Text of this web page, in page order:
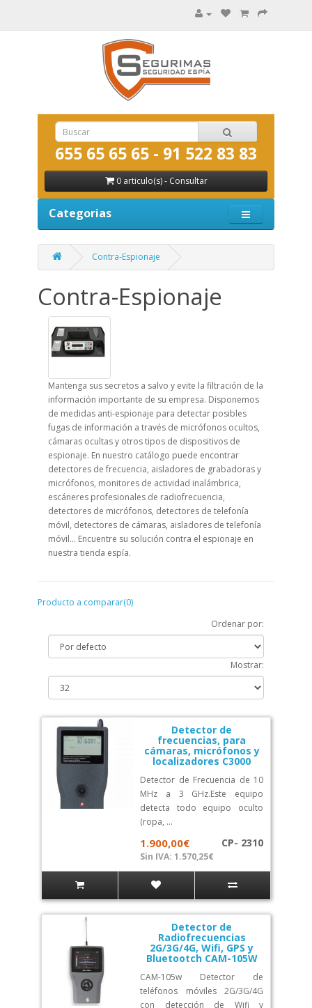
655 65 65 65 - 91 522 83 83
0 articulo(s) - Consultar
Categorias
Contra-Espionaje
Contra-Espionaje
Mantenga sus secretos a salvo y evite la filtración de la
información importante de su empresa. Disponemos
de medidas anti-espionaje para detectar posibles
fugas de información a través de micrófonos ocultos,
cámaras ocultas y otros tipos de dispositivos de
espionaje. En nuestro catálogo puede encontrar
detectores de frecuencia, aisladores de grabadoras y
micrófonos, monitores de actividad inalámbrica,
escáneres profesionales de radiofrecuencia,
detectores de micrófonos, detectores de telefonía
móvil, detectores de cámaras, aisladores de telefonía
móvil... Encuentre su solución contra el espionaje en
nuestra tienda espía.
Producto a comparar(0)
Ordenar por:
Mostrar:
Detector de
frecuencias, para
cámaras, micrófonos y
localizadores C3000
Detector de Frecuencia de 10
MHz a 3 GHz.Este equipo
detecta todo equipo oculto
(ropa, ...
1.900,00€ CP- 2310
Sin IVA: 1.570,25€
Detector de
Radiofrecuencias
2G/3G/4G, Wifi, GPS y
Bluetootch CAM-105W
CAM-105w Detector de
teléfonos móviles 2G/3G/4G
con detección de Wifi y